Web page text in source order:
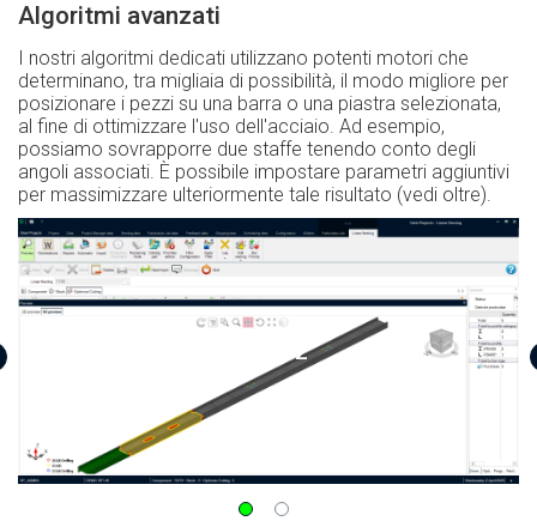
Algoritmi avanzati
I nostri algoritmi dedicati utilizzano potenti motori che
determinano, tra migliaia di possibilità, il modo migliore per
posizionare i pezzi su una barra o una piastra selezionata,
al fine di ottimizzare l'uso dell'acciaio. Ad esempio,
possiamo sovrapporre due staffe tenendo conto degli
angoli associati. È possibile impostare parametri aggiuntivi
per massimizzare ulteriormente tale risultato (vedi oltre).
Photo 2